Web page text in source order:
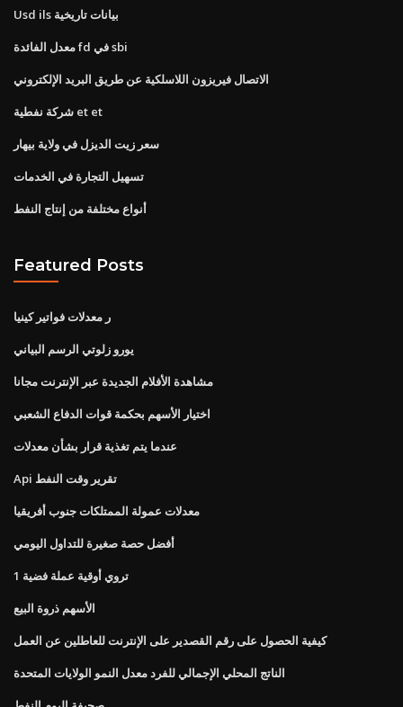
Usd ils بيانات تاريخية
معدل الفائدة fd في sbi
الاتصال فيريزون اللاسلكية عن طريق البريد الإلكتروني
شركة نفطية et et
سعر زيت الديزل في ولاية بيهار
تسهيل التجارة في الخدمات
أنواع مختلفة من إنتاج النفط
Featured Posts
ر معدلات فواتير كينيا
يورو زلوتي الرسم البياني
مشاهدة الأفلام الجديدة عبر الإنترنت مجانا
اختيار الأسهم بحكمة قوات الدفاع الشعبي
عندما يتم تغذية قرار بشأن معدلات
Api تقرير وقت النفط
معدلات عمولة الممتلكات جنوب أفريقيا
أفضل حصة صغيرة للتداول اليومي
1 تروي أوقية عملة فضية
الأسهم ذروة البيع
كيفية الحصول على رقم القصدير على الإنترنت للعاطلين عن العمل
الناتج المحلي الإجمالي للفرد معدل النمو الولايات المتحدة